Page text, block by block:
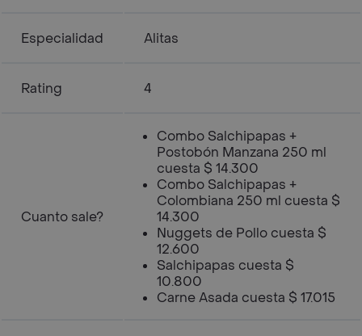
Especialidad Alitas
Rating 4
Cuanto sale?
Combo Salchipapas +
Postobón Manzana 250 ml
cuesta $ 14.300
Combo Salchipapas +
Colombiana 250 ml cuesta $
14.300
Nuggets de Pollo cuesta $
12.600
Salchipapas cuesta $
10.800
Carne Asada cuesta $ 17.015